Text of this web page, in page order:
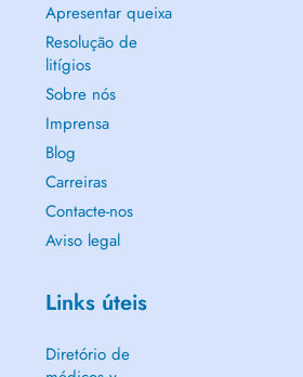
Apresentar queixa
Resolução de
litígios
Sobre nós
Imprensa
Blog
Carreiras
Contacte-nos
Aviso legal
Links úteis
Diretório de